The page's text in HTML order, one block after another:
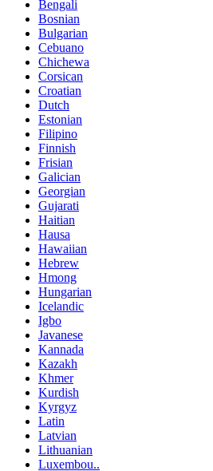
Bengali
Bosnian
Bulgarian
Cebuano
Chichewa
Corsican
Croatian
Dutch
Estonian
Filipino
Finnish
Frisian
Galician
Georgian
Gujarati
Haitian
Hausa
Hawaiian
Hebrew
Hmong
Hungarian
Icelandic
Igbo
Javanese
Kannada
Kazakh
Khmer
Kurdish
Kyrgyz
Latin
Latvian
Lithuanian
Luxembou..